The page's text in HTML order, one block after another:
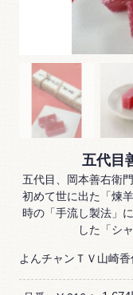
五代目
五代目、岡本善右衛
初めて世に出た「煉
時の「手流し製法」
した「シ
よんチャンＴＶ山崎